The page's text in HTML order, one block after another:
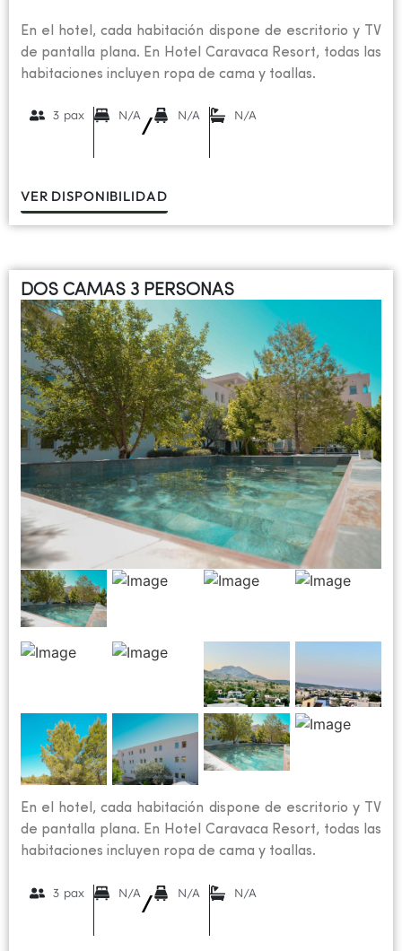
En el hotel, cada habitación dispone de escritorio y TV
de pantalla plana. En Hotel Caravaca Resort, todas las
habitaciones incluyen ropa de cama y toallas.
3 pax N/A
/
N/A N/A
VER DISPONIBILIDAD
DOS CAMAS 3 PERSONAS
En el hotel, cada habitación dispone de escritorio y TV
de pantalla plana. En Hotel Caravaca Resort, todas las
habitaciones incluyen ropa de cama y toallas.
3 pax N/A
/
N/A N/A